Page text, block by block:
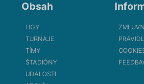
Obsah
LIGY
TURNAJE
TÍMY
ŠTADIÓNY
UDALOSTI